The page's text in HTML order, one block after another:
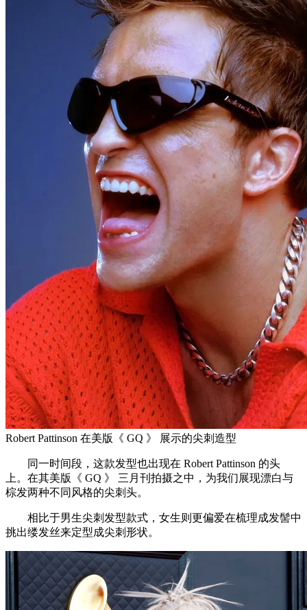
Robert Pattinson 在美版《 GQ 》 展示的尖刺造型
同一时间段，这款发型也出现在 Robert Pattinson 的头
上。在其美版《 GQ 》 三月刊拍摄之中，为我们展现漂白与
棕发两种不同风格的尖刺头。
相比于男生尖刺发型款式，女生则更偏爱在梳理成发髻中
挑出缕发丝来定型成尖刺形状。